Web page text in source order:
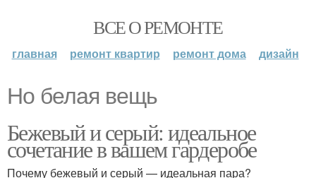
ВСЕ О РЕМОНТЕ
главная ремонт квартир ремонт дома дизайн
Но белая вещь
Бежевый и серый: идеальное
сочетание в вашем гардеробе
Почему бежевый и серый — идеальная пара?